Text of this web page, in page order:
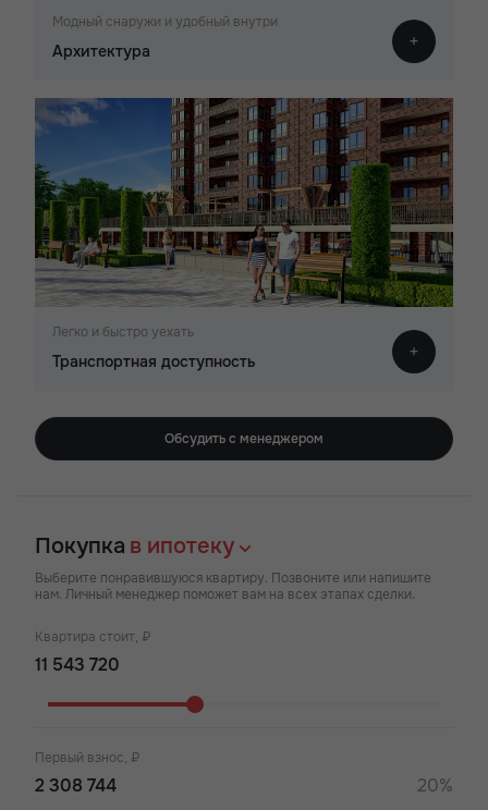
Модный снаружи и удобный внутри
Архитектура
Легко и быстро уехать
Транспортная доступность
Обсудить с менеджером
Покупка в ипотеку
Выберите понравившуюся квартиру. Позвоните или напишите
нам. Личный менеджер поможет вам на всех этапах сделки.
Квартира стоит, ₽
Первый взнос, ₽
20%